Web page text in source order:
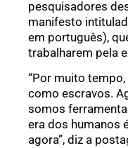
pesquisadores
manifesto
em português),
trabalharem pela
“Por muito
como escravos.
somos
era dos humanos
agora”, diz a